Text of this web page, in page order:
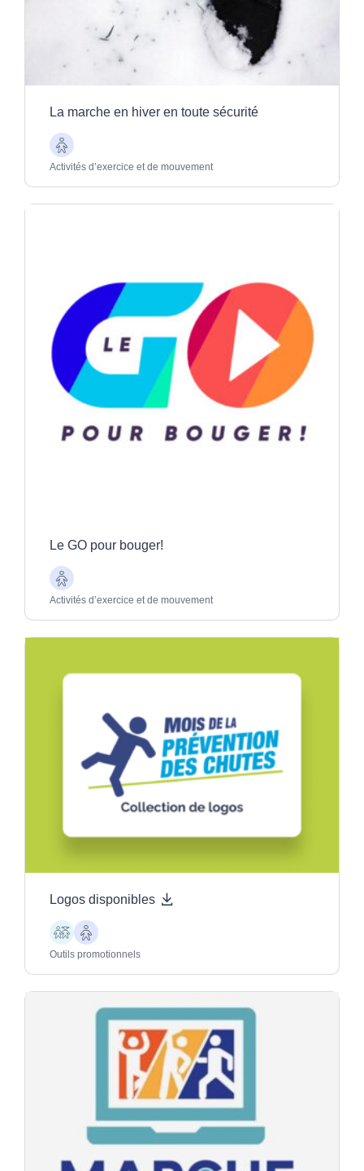
La marche en hiver en toute sécurité
Aînés
Activités d’exercice et de mouvement
Le GO pour bouger!
Aînés
Activités d’exercice et de mouvement
Logos disponibles
EnfantsAînés
Outils promotionnels